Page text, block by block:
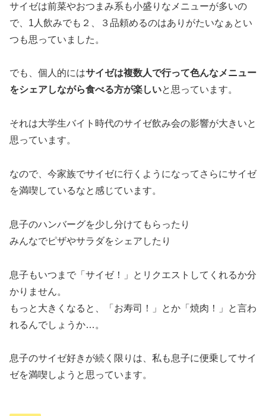
サイゼは前菜やおつまみ系も小盛りなメニューが多いの
で、1人飲みでも２、３品頼めるのはありがたいなぁとい
つも思っていました。
でも、個人的にはサイゼは複数人で行って色んなメニュー
をシェアしながら食べる方が楽しいと思っています。
それは大学生バイト時代のサイゼ飲み会の影響が大きいと
思っています。
なので、今家族でサイゼに行くようになってさらにサイゼ
を満喫しているなと感じています。
息子のハンバーグを少し分けてもらったり
みんなでピザやサラダをシェアしたり
息子もいつまで「サイゼ！」とリクエストしてくれるか分
かりません。
もっと大きくなると、「お寿司！」とか「焼肉！」と言わ
れるんでしょうか…。
息子のサイゼ好きが続く限りは、私も息子に便乗してサイ
ゼを満喫しようと思っています。